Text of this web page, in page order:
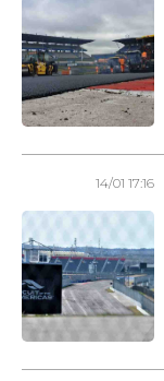
14/01 17:16